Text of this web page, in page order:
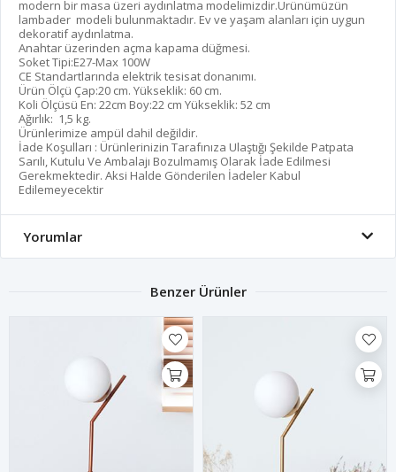
modern bir masa üzeri aydınlatma modelimizdir.Ürünümüzün
lambader modeli bulunmaktadır. Ev ve yaşam alanları için uygun
dekoratif aydınlatma.
Anahtar üzerinden açma kapama düğmesi.
Soket Tipi:E27-Max 100W
CE Standartlarında elektrik tesisat donanımı.
Ürün Ölçü Çap:20 cm. Yükseklik: 60 cm.
Koli Ölçüsü En: 22cm Boy:22 cm Yükseklik: 52 cm
Ağırlık: 1,5 kg.
Ürünlerimize ampül dahil değildir.
İade Koşulları : Ürünlerinizin Tarafınıza Ulaştığı Şekilde Patpata
Sarılı, Kutulu Ve Ambalajı Bozulmamış Olarak İade Edilmesi
Gerekmektedir. Aksi Halde Gönderilen İadeler Kabul
Edilemeyecektir
Yorumlar
Benzer Ürünler